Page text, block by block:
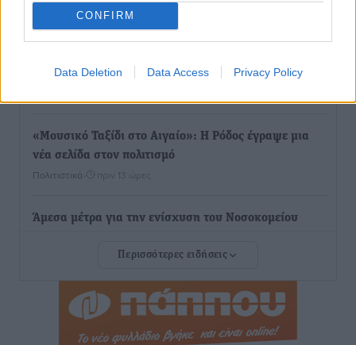
CONFIRM
Data Deletion Data Access Privacy Policy
γείτονες προτιμούν την Ελλάδα για διακοπές
«Μουσικό Ταξίδι στο Αιγαίο»: Η Ρόδος έγραψε μια
νέα σελίδα στον πολιτισμό
Πολιτιστικά πριν 13 ώρες
Άμεσα μέτρα για την ενίσχυση του Νοσοκομείου
ανακοίνωσε ο Άδωνις Γεωργιάδης
Iατρικός Σύλλογος Ροδου προς Α. Γεωργιάδη:
Στρατηγικές Προτάσεις για την Ενίσχυση της
Περισσότερες ειδήσεις